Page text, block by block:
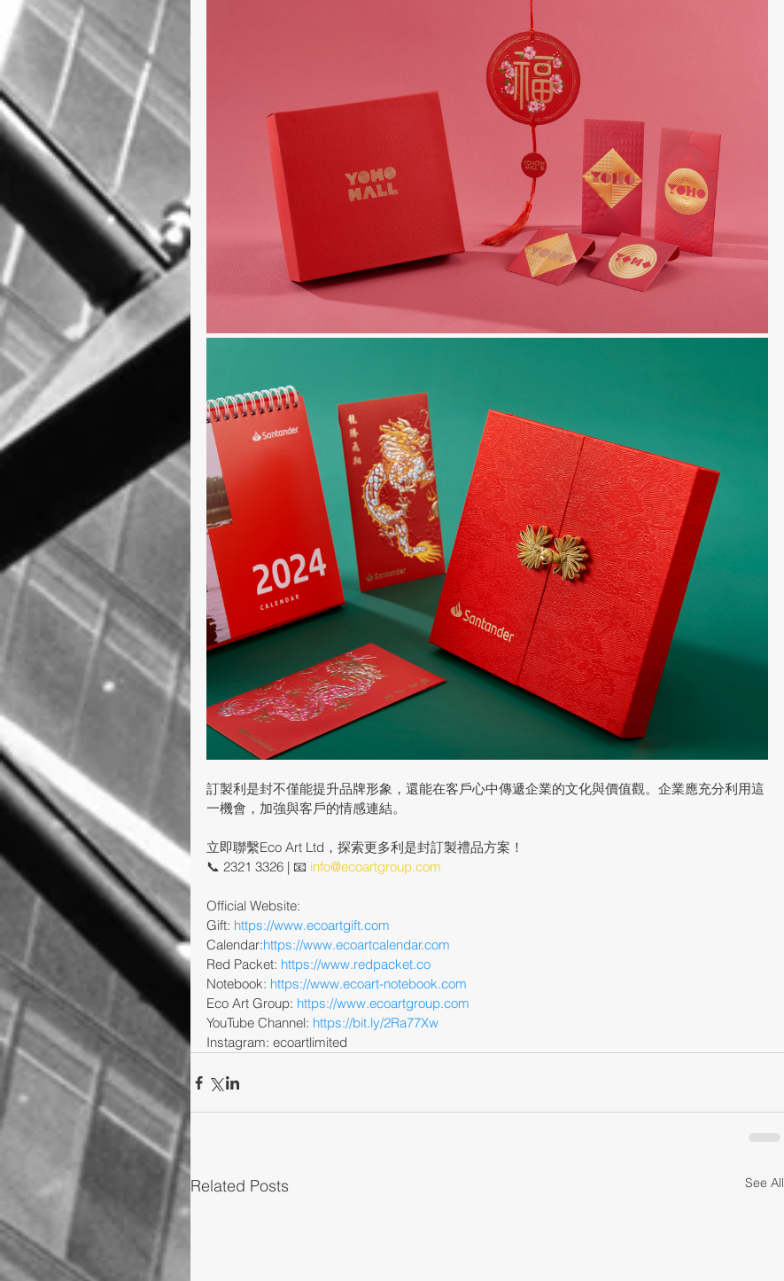
訂製利是封不僅能提升品牌形象，還能在客戶心中傳遞企業的文化與價值觀。企業應充分利用這
一機會，加強與客戶的情感連結。
立即聯繫Eco Art Ltd，探索更多利是封訂製禮品方案！
📞 2321 3326 | 📧 info@ecoartgroup.com
Official Website:
Gift: https://www.ecoartgift.com
Calendar:https://www.ecoartcalendar.com
Red Packet: https://www.redpacket.co
Notebook: https://www.ecoart-notebook.com
Eco Art Group: https://www.ecoartgroup.com
YouTube Channel: https://bit.ly/2Ra77Xw
Instagram: ecoartlimited
Related Posts See All